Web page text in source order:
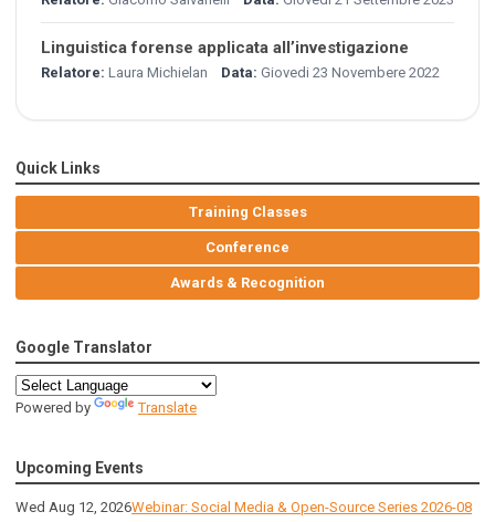
Linguistica forense applicata all’investigazione
Relatore: Laura Michielan Data: Giovedi 23 Novembere 2022
Quick Links
Training Classes
Conference
Awards & Recognition
Google Translator
Powered by Translate
Upcoming Events
Wed Aug 12, 2026Webinar: Social Media & Open-Source Series 2026-08